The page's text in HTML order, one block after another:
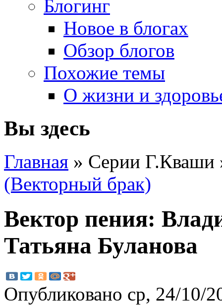
Блогинг
Новое в блогах
Обзор блогов
Похожие темы
О жизни и
Вы здесь
Главная » Серии
(Векторный брак)
Вектор пения:
Татьяна Буланова
Опубликовано ср, 24/10/